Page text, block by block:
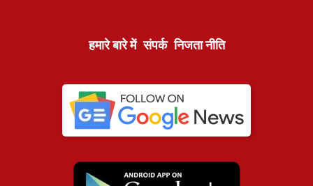
हमारे बारे में संपर्क निजता नीति